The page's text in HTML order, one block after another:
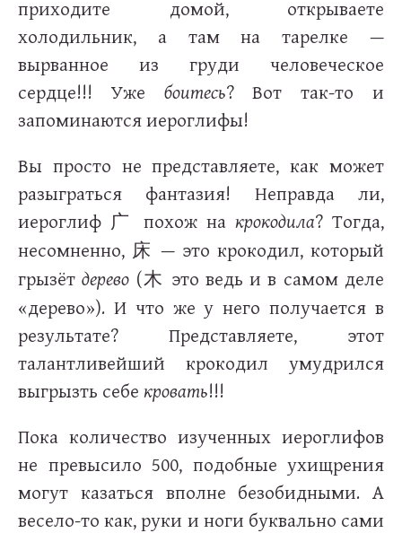
приходите домой, открываете
холодильник, а там на тарелке —
вырванное из груди человеческое
сердце!!! Уже боитесь? Вот так-то и
запоминаются иероглифы!
Вы просто не представляете, как может
разыграться фантазия! Неправда ли,
иероглиф广 похож на крокодила? Тогда,
несомненно, 床 — это крокодил, который
грызётдерево (木 это ведь и в самом деле
«дерево»). И что же у него получается в
результате? Представляете, этот
талантливейший крокодил умудрился
выгрызть себекровать!!!
Пока количество изученных иероглифов
не превысило 500, подобные ухищрения
могут казаться вполне безобидными. А
весело-то как, руки и ноги буквально сами